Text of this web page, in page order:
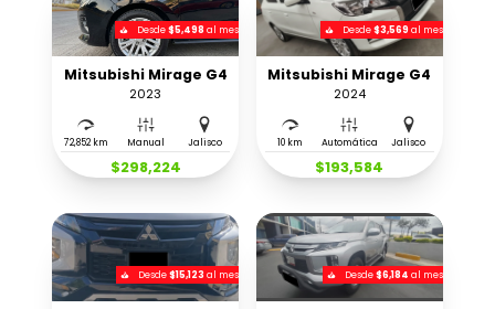
Desde$5,498 al mes
Mitsubishi Mirage G4
2023
72,852 km Manual Jalisco
$298,224
Desde$3,569al mes
Mitsubishi Mirage G4
2024
10 km Automática Jalisco
$193,584
Desde$15,123 al mes Desde$6,184 al mes